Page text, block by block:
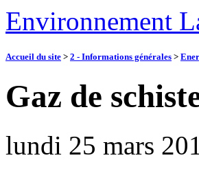
Environnement
Accueil du site > 2 - Informations générales >
Gaz de
lundi 25 mars